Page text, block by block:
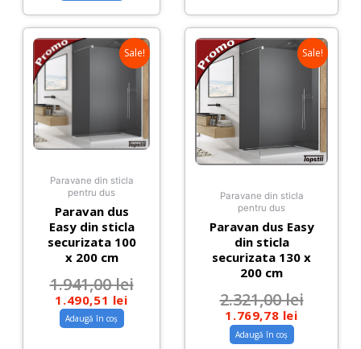
Sale!
Paravane din sticla
pentru dus
Paravan dus
Easy din sticla
securizata 100
x 200 cm
1.941,00lei
1.490,51 lei
Adaugă în coș
Sale!
Paravane din sticla
pentru dus
Paravan dus Easy
din sticla
securizata 130 x
200 cm
2.321,00lei
1.769,78 lei
Adaugă în coș